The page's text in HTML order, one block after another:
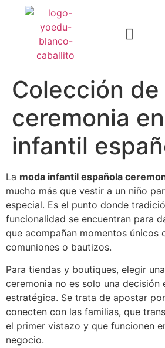
Colección de
ceremonia
infantil
La moda infantil española
mucho más que vestir a un niño
especial. Es el punto donde
funcionalidad se encuentran para
que acompañan momentos únicos
comuniones o bautizos.
Para tiendas y boutiques, elegir
ceremonia no es solo una decisión
estratégica. Se trata de apostar
conecten con las familias, que
el primer vistazo y que funcionen
negocio.